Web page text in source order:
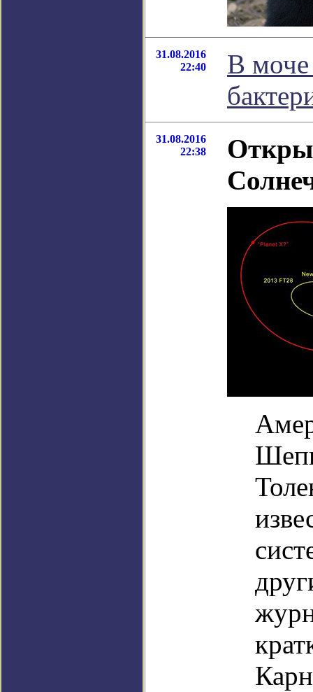
31.08.2016
22:40
В моче
31.08.2016
22:38